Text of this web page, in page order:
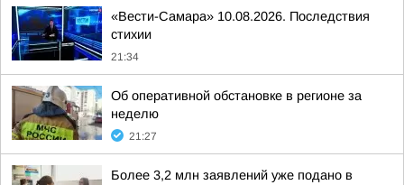
«Вести-Самара» 10.08.2026. Последствия
стихии
21:34
Об оперативной обстановке в регионе за
неделю
21:27
Более 3,2 млн заявлений уже подано в